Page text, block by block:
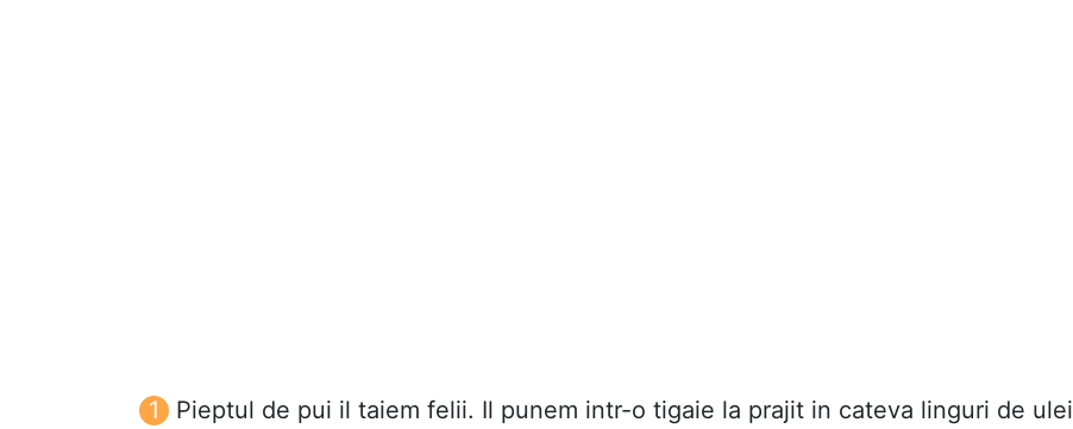
Pieptul de pui il taiem felii. Il punem intr-o tigaie la prajit in cateva linguri de ulei